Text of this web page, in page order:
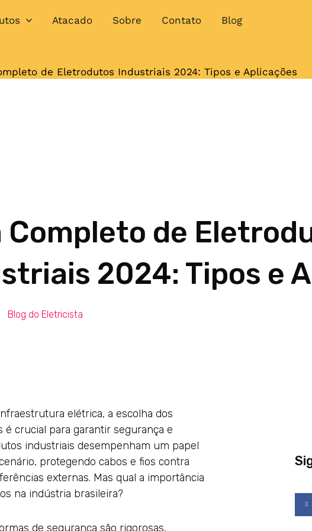
Atacado Sobre Contato Blog
de Eletrodutos Industriais 2024: Tipos e Aplicações
Completo de
2024: Tipos e
Blog do Eletricista
elétrica, a escolha dos
crucial para garantir segurança e
industriais desempenham um papel
protegendo cabos e fios contra
externas. Mas qual a importância
na indústria brasileira?
de segurança são rigorosas,
c
b